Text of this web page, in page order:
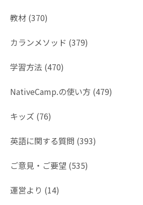
教材 (370)
カランメソッド (379)
学習方法 (470)
NativeCamp.の使い方 (479)
キッズ (76)
英語に関する質問 (393)
ご意見・ご要望 (535)
運営より (14)